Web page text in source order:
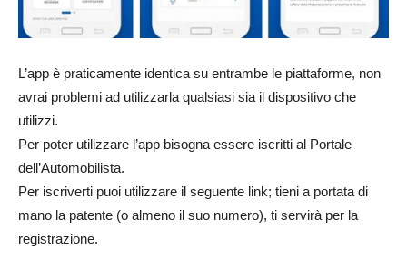
L’app è praticamente identica su entrambe le piattaforme, non
avrai problemi ad utilizzarla qualsiasi sia il dispositivo che
utilizzi.
Per poter utilizzare l’app bisogna essere iscritti al Portale
dell’Automobilista.
Per iscriverti puoi utilizzare il seguente link; tieni a portata di
mano la patente (o almeno il suo numero), ti servirà per la
registrazione.